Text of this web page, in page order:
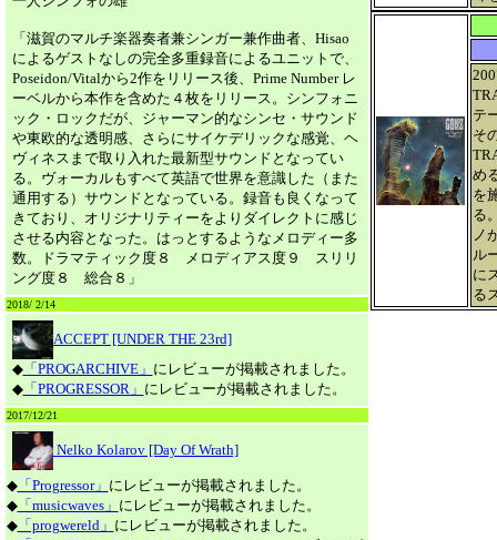
「滋賀のマルチ楽器奏者兼シンガー兼作曲者、Hisao
によるゲストなしの完全多重録音によるユニットで、
Poseidon/Vitalから2作をリリース後、Prime Number レ
ーベルから本作を含めた４枚をリリース。シンフォニ
ック・ロックだが、ジャーマン的なシンセ・サウンド
や東欧的な透明感、さらにサイケデリックな感覚、ヘ
ヴィネスまで取り入れた最新型サウンドとなってい
る。ヴォーカルもすべて英語で世界を意識した（また
通用する）サウンドとなっている。録音も良くなって
きており、オリジナリティーをよりダイレクトに感じ
させる内容となった。はっとするようなメロディー多
数。ドラマティック度８ メロディアス度９ スリリ
ング度８ 総合８」
2018/ 2/14
ACCEPT [UNDER THE 23rd]
◆「PROGARCHIVE」 にレビューが掲載されました。
◆「PROGRESSOR」 にレビューが掲載されました。
2017/12/21
Nelko Kolarov [Day Of Wrath]
◆「Progressor」 にレビューが掲載されました。
◆「musicwaves」 にレビューが掲載されました。
◆「progwereld」 にレビューが掲載されました。
テ
そ
め
を
る
ノ
ル
に
る